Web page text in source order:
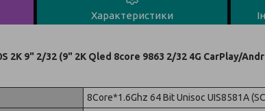
Характеристики
2K 9" 2/32 (9" 2K Qled 8core 9863 2/32 4G CarPlay/
8Core*1.6Ghz 64 Bit Unisoc UIS8581A